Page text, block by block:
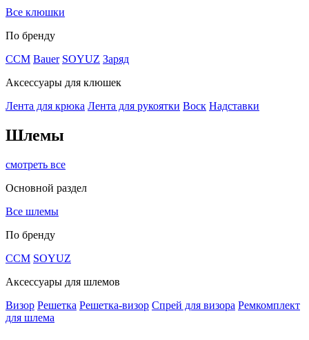
Все клюшки
По бренду
CCM Bauer SOYUZ Заряд
Аксессуары для клюшек
Лента для крюка Лента для рукоятки Воск Надставки
Шлемы
смотреть все
Основной раздел
Все шлемы
По бренду
CCM SOYUZ
Аксессуары для шлемов
Визор Решетка Решетка-визор Спрей для визора Ремкомплект
для шлема